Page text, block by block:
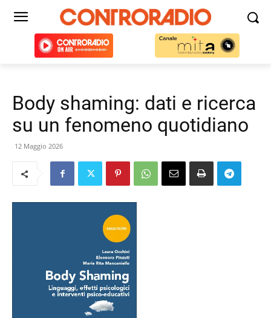
Body shaming: dati e ricerca
su un fenomeno quotidiano
12 Maggio 2026